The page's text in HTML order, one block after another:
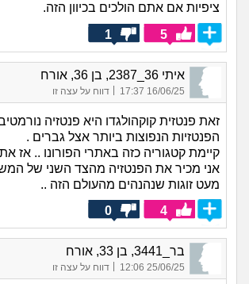
ציפיות אם אתם הולכים בכיוון הזה.
5
1
איתי 36_2387, בן 36, אורח
16/06/25 17:37
| דווח על עצה זו
זאת פנטזית קוקהולגדו היא פנטזיה
הפנטזיות הנפוצות ביותר אצל גברים .
קיימת קטגוריה כזה באתרי הפורונו .. אז
אני מכיר את הפנטזיה מהצד השני של
מעט זוגות שנהנהים מהעולם הזה ..
4
0
בר_3441, בן 33, אורח
25/06/25 12:06
| דווח על עצה זו